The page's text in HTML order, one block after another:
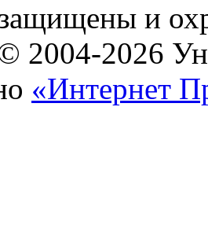
и
2004-2026
«Интернет